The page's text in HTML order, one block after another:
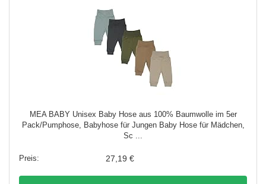
MEA BABY Unisex Baby Hose aus 100% Baumwolle im 5er
Pack/Pumphose, Babyhose für Jungen Baby Hose für Mädchen,
Sc ...
27,19 €